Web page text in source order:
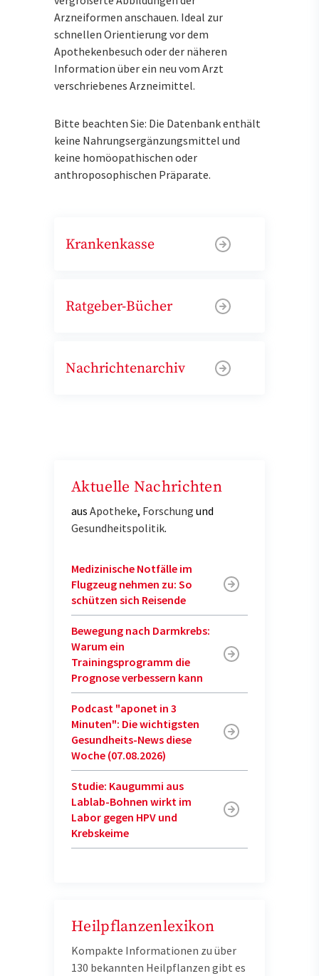
Arzneiformen anschauen. Ideal zur
schnellen Orientierung vor dem
Apothekenbesuch oder der näheren
Information über ein neu vom Arzt
verschriebenes Arzneimittel.
Bitte beachten Sie: Die Datenbank enthält
keine Nahrungsergänzungsmittel und
keine homöopathischen oder
anthroposophischen Präparate.
Krankenkasse
Ratgeber-Bücher
Nachrichtenarchiv
Aktuelle Nachrichten
aus Apotheke, Forschung und
Gesundheitspolitik.
Medizinische Notfälle im
Flugzeug nehmen zu: So
schützen sich Reisende
Bewegung nach Darmkrebs:
Warum ein
Trainingsprogramm die
Prognose verbessern kann
Podcast "aponet in 3
Minuten": Die wichtigsten
Gesundheits-News diese
Woche (07.08.2026)
Studie: Kaugummi aus
Lablab-Bohnen wirkt im
Labor gegen HPV und
Krebskeime
Heilpflanzenlexikon
Kompakte Informationen zu über
130 bekannten Heilpflanzen gibt es